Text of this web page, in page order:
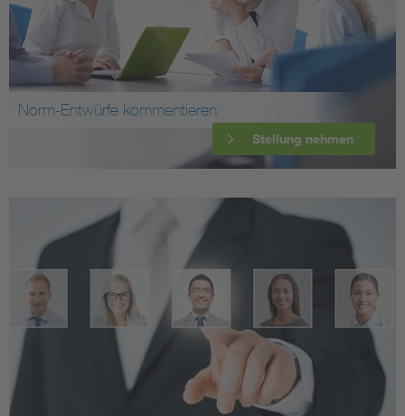
Norm-Entwürfe kommentieren
Stellung nehmen